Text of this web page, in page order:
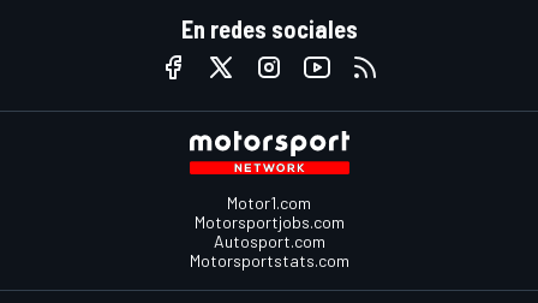
En redes sociales
Motor1.com
Motorsportjobs.com
Autosport.com
Motorsportstats.com